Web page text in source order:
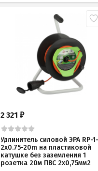
2 321₽
Удлинитель силовой ЭРА RP-
2x0.75-20m на пластиковой
катушке без заземления 1
розетка 20м ПВС 2х0,75мм2